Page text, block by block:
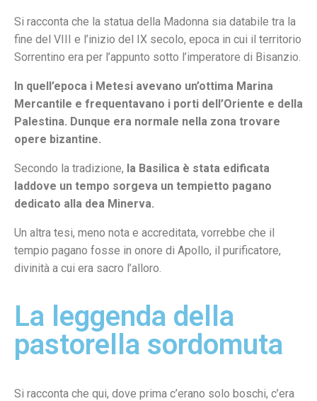
Si racconta che la statua della Madonna sia databile tra la
fine del VIII e l’inizio del IX secolo, epoca in cui il territorio
Sorrentino era per l’appunto sotto l’imperatore di Bisanzio.
In quell’epoca i Metesi avevano un’ottima Marina
Mercantile e frequentavano i porti dell’Oriente e della
Palestina. Dunque era normale nella zona trovare
opere bizantine.
Secondo la tradizione, la Basilica è stata edificata
laddove un tempo sorgeva un tempietto pagano
dedicato alla dea Minerva.
Un altra tesi, meno nota e accreditata, vorrebbe che il
tempio pagano fosse in onore di Apollo, il purificatore,
divinità a cui era sacro l’alloro.
La leggenda della
pastorella sordomuta
Si racconta che qui, dove prima c’erano solo boschi, c’era